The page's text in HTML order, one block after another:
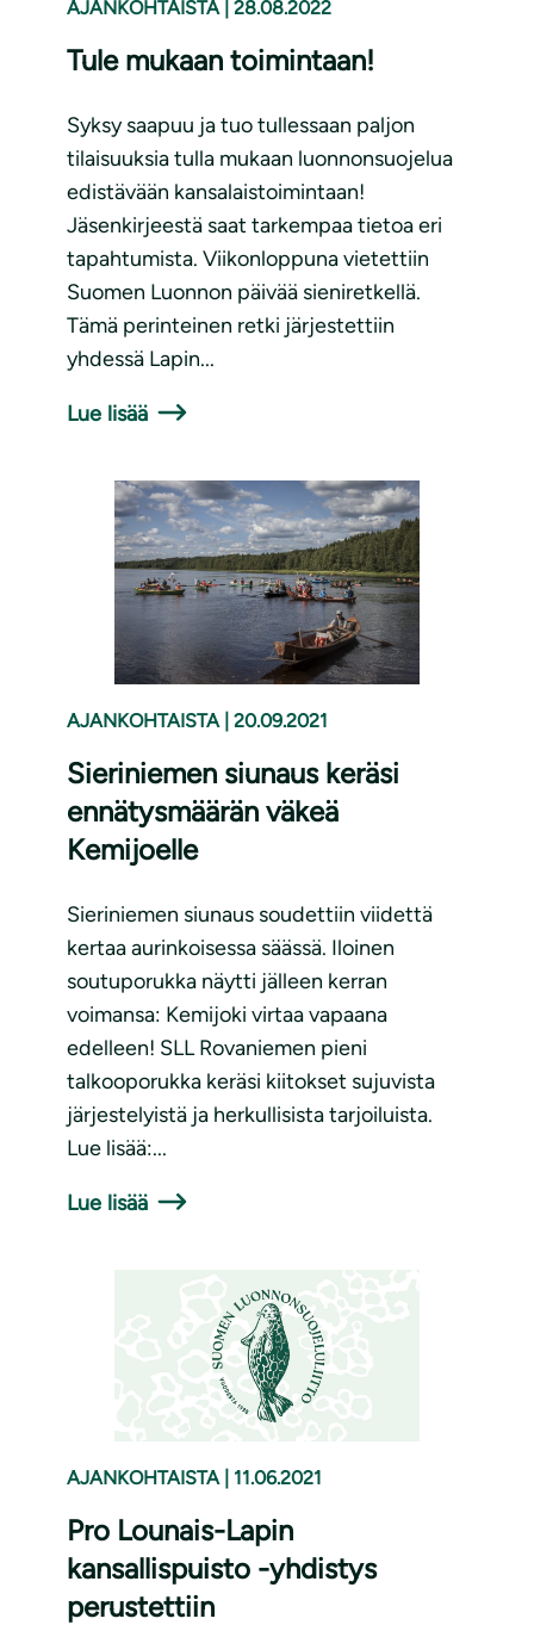
AJANKOHTAISTA 28.08.2022
Tule mukaan toimintaan!
Syksy saapuu ja tuo tullessaan paljon
tilaisuuksia tulla mukaan luonnonsuojelua
edistävään kansalaistoimintaan!
Jäsenkirjeestä saat tarkempaa tietoa eri
tapahtumista. Viikonloppuna vietettiin
Suomen Luonnon päivää sieniretkellä.
Tämä perinteinen retki järjestettiin
yhdessä Lapin...
Lue lisää
AJANKOHTAISTA 20.09.2021
Sieriniemen siunaus keräsi
ennätysmäärän väkeä
Kemijoelle
Sieriniemen siunaus soudettiin viidettä
kertaa aurinkoisessa säässä. Iloinen
soutuporukka näytti jälleen kerran
voimansa: Kemijoki virtaa vapaana
edelleen! SLL Rovaniemen pieni
talkooporukka keräsi kiitokset sujuvista
järjestelyistä ja herkullisista tarjoiluista.
Lue lisää:...
Lue lisää
AJANKOHTAISTA 11.06.2021
Pro Lounais-Lapin
kansallispuisto -yhdistys
perustettiin